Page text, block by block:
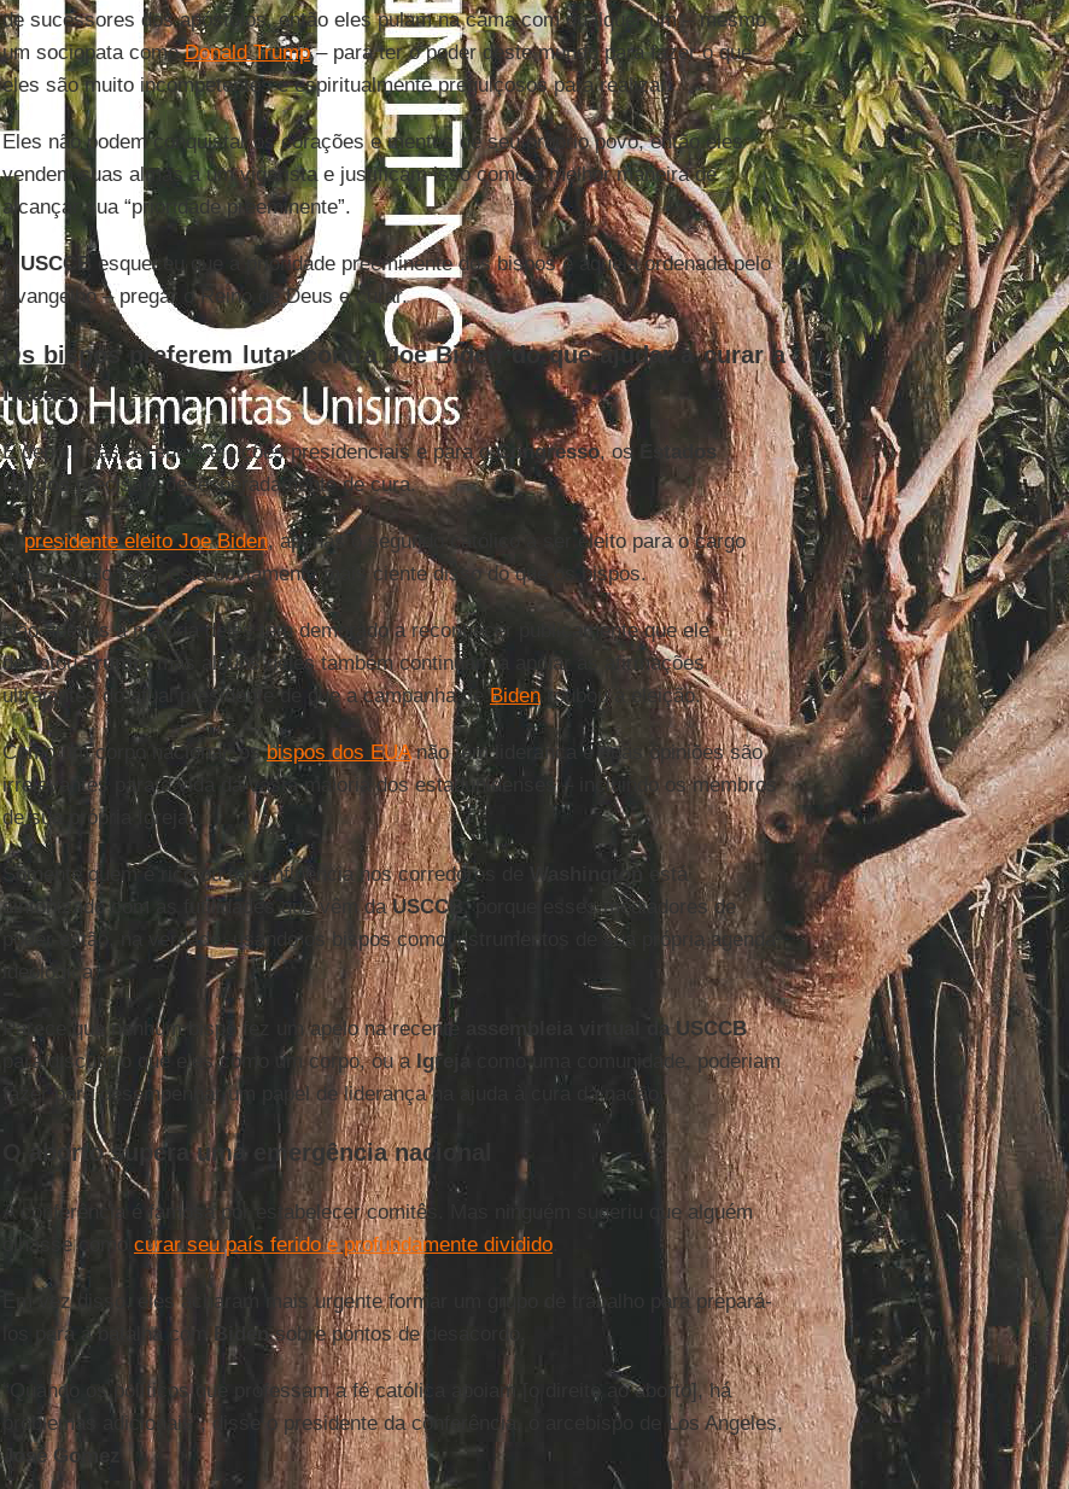
de sucessores dos apóstolos, então eles pulam na cama com qualquer um – mesmo
um sociopata comoDonald Trump– para ter o poder deste mundo para fazer o que
eles são muito incompetentes e espiritualmente preguiçosos para realizar.
Eles não podem conquistar os corações e mentes de seu próprio povo, então eles
vendem suas almas a um vigarista e justificam isso como a melhor maneira de
alcançar sua “prioridade preeminente”.
A USCCB esqueceu que a prioridade preeminente dos bispos é aquela ordenada pelo
Evangelho – pregar o Reino de Deus e curar.
Os bispos preferem lutar contra Joe Biden do que ajudar a curar a
nação
E depois das recentes eleições presidenciais e para oCongresso, os
Estados
Unidos precisam desesperadamente de cura.
Opresidente eleito Joe Biden, apenas o segundo católico a ser eleito para o cargo
mais alto do país, está obviamente mais ciente disso do que os bispos.
Não apenas a maioria deles tem demorado a reconhecer publicamente que ele
derrotouTrump, mas alguns deles também continuam a apoiar as afirmações
ultrajantes do atual presidente de que a campanha deBidenroubou a eleição.
Como um corpo nacional, osbispos dos EUAnão têm liderança e suas opiniões são
irrelevantes para a vida da vasta maioria dos estadunidenses – incluindo os membros
de sua própria Igreja.
Somente quem é rico ou tem influência nos corredores de Washington
está
sintonizado com as futilidades que vêm daUSCCB
, porque esses mediadores de
poder estão, na verdade, usando os bispos como instrumentos de sua própria agenda
ideológica.
Parece que nenhum bispo fez um apelo na recente
assembleia virtual da USCCB
para discutir o que eles como um corpo, ou aIgreja
como uma comunidade, poderiam
fazer para desempenhar um papel de liderança na ajuda à cura da nação.
O aborto supera uma emergência nacional
A conferência é famosa por estabelecer comitês. Mas ninguém sugeriu que alguém
olhasse como curar seu país ferido e profundamente dividido.
Em vez disso, eles acharam mais urgente formar um grupo de trabalho para prepará-
los para a batalha comBidensobre pontos de desacordo.
“Quando os políticos que professam a fé católica apoiam [o direito ao aborto], há
problemas adicionais”, disse o presidente da conferência, o arcebispo de Los Angeles,
José Gomez